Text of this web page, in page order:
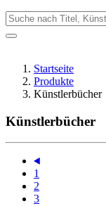
Startseite
Produkte
Künstlerbücher
Künstlerbücher
1
2
3